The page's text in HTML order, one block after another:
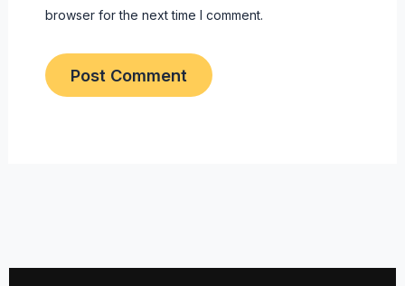
browser for the next time I comment.